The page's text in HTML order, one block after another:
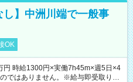
し】中洲川端で一般事
OK
時給1300円×実働7h45m×週5日×4
ではありません。※給与即受取りサ